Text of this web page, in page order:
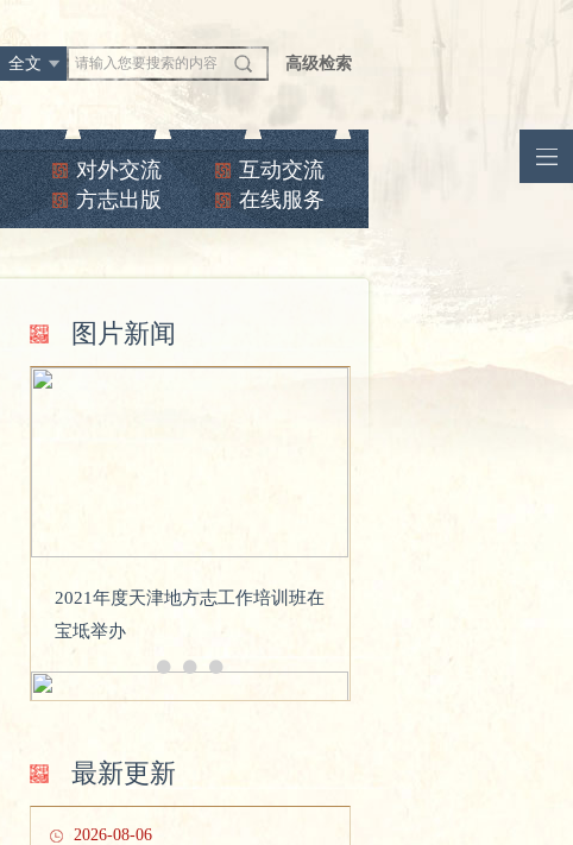
全文 高级检索
对外交流
互动交流
方志出版 在线服务
图片新闻
2021年度天津地方志工作培训班在
宝坻举办
最新更新
2026-08-06